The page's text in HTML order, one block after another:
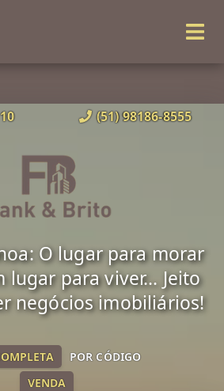
(51) 98186-8555
O lugar para morar
lugar para viver... Jeito
negócios imobiliários!
VENDA
POR CÓDIGO